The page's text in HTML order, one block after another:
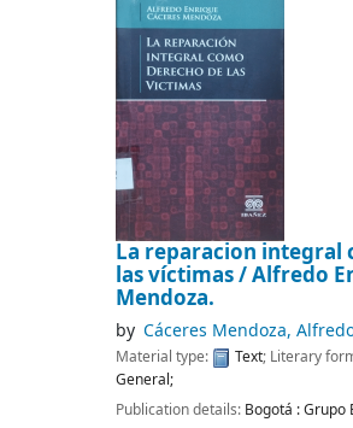
La reparacion integral
las víctimas /Alfredo
Mendoza.
by Cáceres Mendoza,
Material type: Text; Literary
General;
Publication details: Bogotá :Grupo